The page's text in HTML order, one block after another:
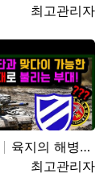
등록자
최고관리자
육지의 해병대로 불리는 육군 제11기동사단 화랑부대. …
등록자
최고관리자